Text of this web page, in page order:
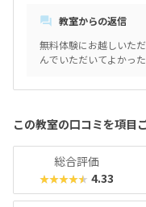
容や月の受講回数は問題
会金が少し免除になる等
教室からの返信
無料体験にお越しいた
んでいただいてよかっ
この教室の口コミを項目
総合評価
★★★★★ 4.33